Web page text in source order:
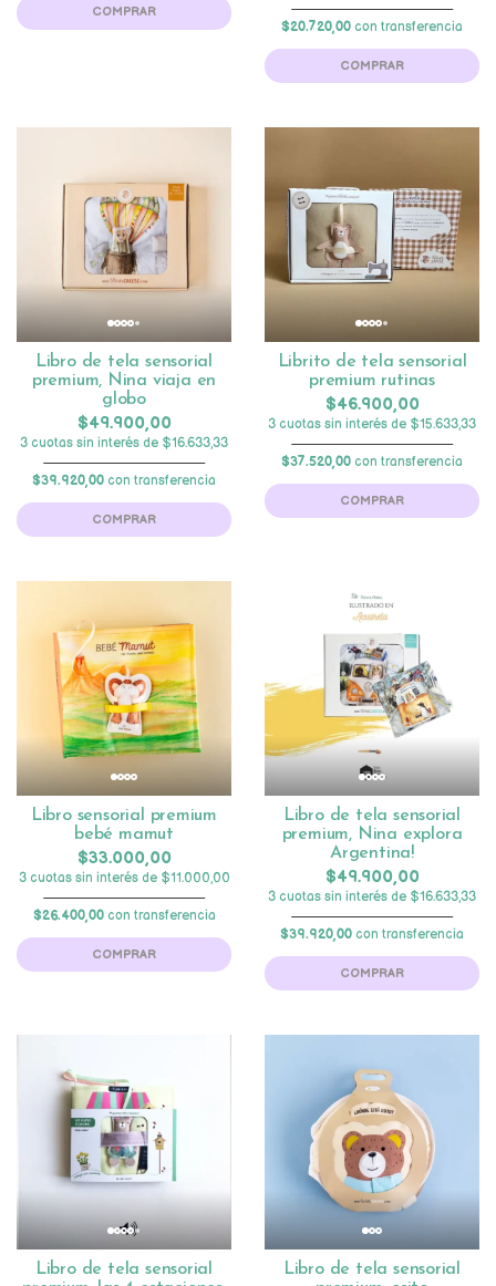
COMPRAR
$20.720,00 con transferencia
COMPRAR
Libro de tela sensorial
premium, Nina viaja en
globo
$49.900,00
3 cuotas sin interés de $16.633,33
$39.920,00 con transferencia
COMPRAR
Librito de tela sensorial
premium rutinas
$46.900,00
3 cuotas sin interés de $15.633,33
$37.520,00 con transferencia
COMPRAR
Libro sensorial premium
bebé mamut
$33.000,00
3 cuotas sin interés de $11.000,00
$26.400,00con transferencia
COMPRAR
Libro de tela sensorial
premium, Nina explora
Argentina!
$49.900,00
3 cuotas sin interés de $16.633,33
$39.920,00 con transferencia
COMPRAR
Libro de tela sensorial
Libro de tela sensorial